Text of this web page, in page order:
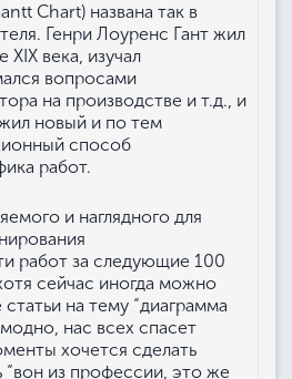
Chart) названа так в
Генри Лоуренс Гант жил
века, изучал
вопросами
на производстве и т.д., и
новый и по тем
способ
работ.
и наглядного для
работ за следующие 100
сейчас иногда можно
на тему “диаграмма
нас всех спасет
хочется сделать
“вон из профессии, это же